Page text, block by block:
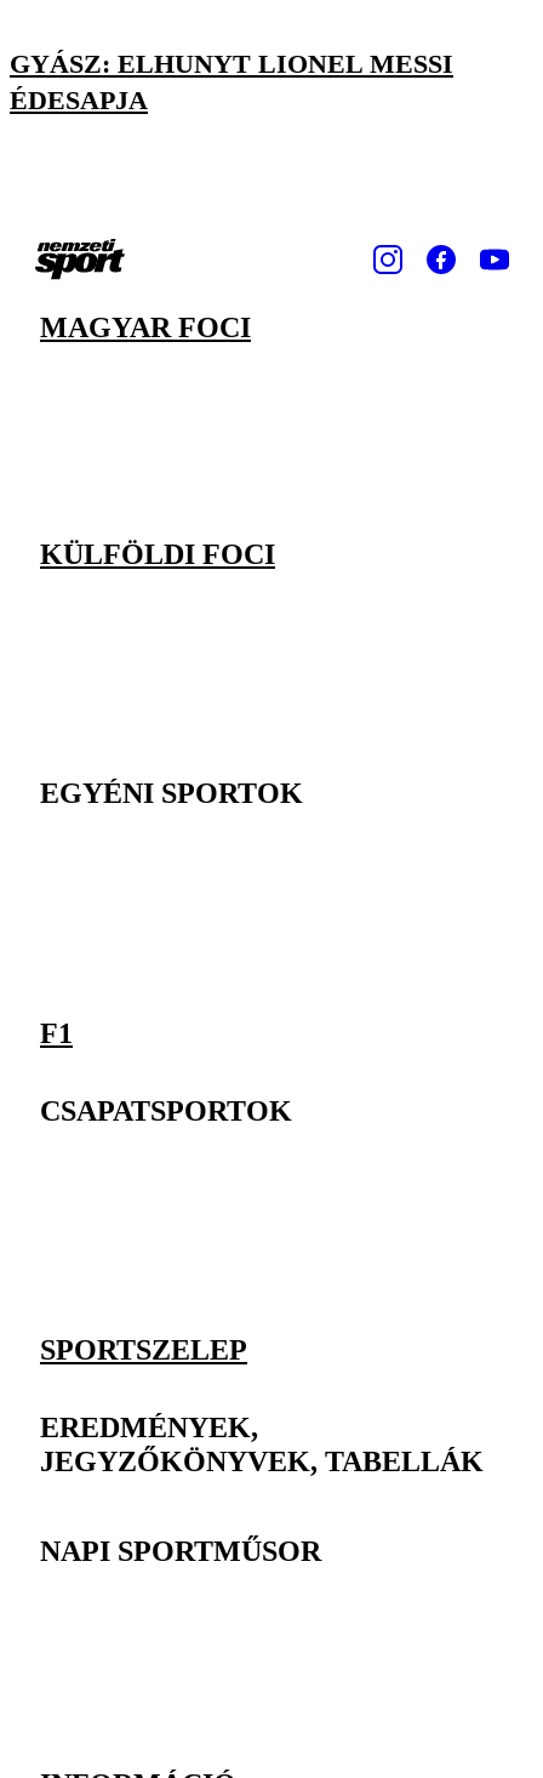
GYÁSZ: ELHUNYT LIONEL MESSI
ÉDESAPJA
MAGYAR FOCI
KÜLFÖLDI FOCI
EGYÉNI SPORTOK
F1
CSAPATSPORTOK
SPORTSZELEP
EREDMÉNYEK,
JEGYZŐKÖNYVEK, TABELLÁK
NAPI SPORTMŰSOR